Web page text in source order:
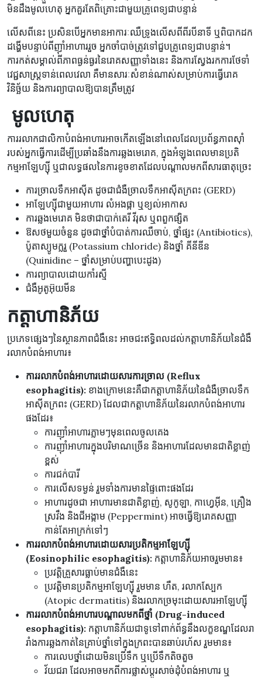
មិនដឹងមូលហេតុ អ្នកគួរតែពិគ្រោះជាមួយគ្រូពេទ្យជាបន្ទាន់
លើសពីនេះ ប្រសិនបើអ្នកមានអាការៈឈឺទ្រូងលើសពីពីរបីនាទី ឬពិបាកដក
ដង្ហើមបន្ទាប់ពីញ៉ាំអាហាររួច អ្នកចាំបាច់ត្រូវទៅជួបគ្រូពេទ្យជាបន្ទាន់។
ការកត់សម្គាល់ពីភាពធ្ងន់ធ្ងរនៃរោគសញ្ញាទាំងនេះ និងការស្វែងរកការថែទាំ
វេជ្ជសាស្ត្រទាន់ពេលវេលា គឺមានសារៈសំខាន់ណាស់សម្រាប់ការធ្វើរោគ
វិនិច្ឆ័យ និងការព្យាបាលឱ្យបានត្រឹមត្រូវ
​​ មូលហេតុ
ការរលាកជាលិកាបំពង់អាហារអាចកើតឡើងនៅពេលដែលប្រព័ន្ធភាពស៊ាំ
របស់អ្នកធ្វើការដើម្បីប្រឆាំងនឹងការឆ្លងមេរោគ, ក្នុងអំឡុងពេលមានប្រតិ
កម្មអាឡែហ្ស៊ី ឬជាលទ្ធផលនៃការខូចខាតដែលបណ្តាលមកពីសារធាតុច្រេះ
ការច្រាលទឹកអាស៊ីត ដូចជាជំងឺច្រាលទឹកអាស៊ីតក្រពះ (GERD)
អាឡែហ្ស៊ីជាមួយអាហារ លំអងផ្កា ឬខ្យល់អាកាស
ការឆ្លងមេរោគ មិនថាជាបាក់តេរី វីរុស ឬពពួកផ្សិត
ឱសថមួយចំនួន ដូចជាថ្នាំបំបាត់ការឈឺចាប់, ថ្នាំផ្សះ (Antibiotics),
ប៉ូតាស្យូមក្លរួ (Potassium chloride) និងថ្នាំ គីនីឌីន
(Quinidine – ថ្នាំសម្រាប់បញ្ហាបេះដូង)
ការព្យាបាលដោយកាំរស្មី
ជំងឺអូតូអ៊ុយមីន
កត្តាហានិភ័យ
ប្រភេទផ្សេងៗនៃស្ថានភាពជំងឺនេះ អាចជះឥទ្ធិពលដល់កត្តាហានិភ័យនៃជំងឺ
រលាកបំពង់អាហារ៖
ការរលាកបំពង់អាហារដោយសារការច្រាល (Reflux
esophagitis): ខាងក្រោមនេះគឺជាកត្តាហានិភ័យនៃជំងឺច្រាលទឹក
អាស៊ីតក្រពះ (GERD) ដែលជាកត្តាហានិភ័យនៃរលាកបំពង់អាហារ
ផងដែរ៖
ការញ៉ាំអាហារភ្លាមៗមុនពេលចូលគេង
ការញ៉ាំអាហារក្នុងបរិមាណច្រើន និងអាហារដែលមានជាតិខ្លាញ់
ខ្ពស់
ការជក់បារី
ការលើសទម្ងន់ រួមទាំងការមានផ្ទៃពោះផងដែរ
អាហារដូចជា អាហារមានជាតិខ្លាញ់, សូកូឡា, កាហ្វេអុីន, គ្រឿង
ស្រវឹង និងជីអង្កាម (Peppermint) អាចធ្វើឱ្យរោគសញ្ញា
កាន់តែអាក្រក់ទៅៗ
ការរលាកបំពង់អាហារដោយសារប្រតិកម្មអាឡែហ្ស៊ី
(Eosinophilic esophagitis): កត្តាហានិភ័យអាចរួមមាន៖
ប្រវត្តិគ្រួសារធ្លាប់មានជំងឺនេះ
ប្រវត្តិមានប្រតិកម្មអាឡែហ្ស៊ី រួមមាន ហឺត, រលាកស្បែក
(Atopic dermatitis) និងរលាកច្រមុះដោយសារអាឡែហ្ស៊ី
ការរលាកបំពង់អាហារបណ្តាលមកពីថ្នាំ (Drug-induced
esophagitis): កត្តាហានិភ័យជាទូទៅពាក់ព័ន្ធនឹងលក្ខខណ្ឌដែលរា
រាំងការឆ្លងកាត់នៃគ្រាប់ថ្នាំទៅក្នុងក្រពះបានឆាប់រហ័ស រួមមាន៖
ការលេបថ្នាំដោយមិនប្រើទឹក ឬប្រើទឹកតិចតួច
វ័យជរា ដែលអាចមកពីការផ្លាស់ប្តូរសាច់ដុំបំពង់អាហារ ឬ